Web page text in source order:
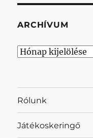
ARCHÍVUM
Archívum
Rólunk
Játékoskeringő